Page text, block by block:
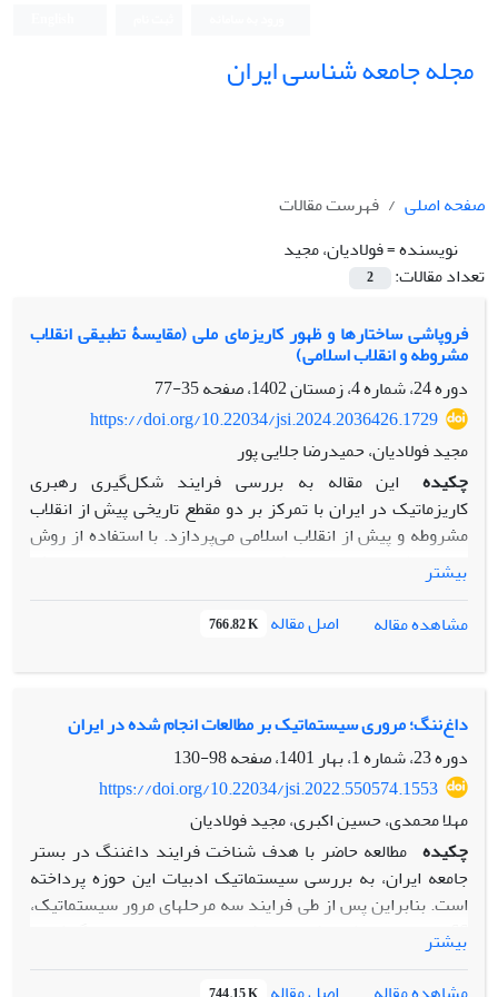
مجله جامعه شناسی ایران
صفحه اصلی
فهرست مقالات
نویسنده =فولادیان، مجید
تعداد مقالات:
2
فروپاشی ساختارها و ظهور کاریزمای ملی (مقایسۀ تطبیقی انقلاب
مشروطه و انقلاب اسلامی)
دوره 24، شماره 4، زمستان 1402، صفحه
35-77
https://doi.org/10.22034/jsi.2024.2036426.1729
مجید فولادیان، حمیدرضا جلایی پور
چکیده
این مقاله به بررسی فرایند شکل‌گیری رهبری
کاریزماتیک در ایران با تمرکز بر دو مقطع تاریخی پیش از انقلاب
مشروطه و پیش از انقلاب اسلامی می‌پردازد. با استفاده از روش
تحلیل تطبیقی‌تاریخی و رویکرد پیرومحور، تحقیق به تحلیل نقش
بحران‌های اجتماعی، اقتصادی، مشارکت، مشروعیت و
ایدئولوژی‌های فرهنگی در ظهور رهبری کاریزماتیک می‌پردازد.
نتایج نشان می‌دهد که در حالی که بحران‌های اقتصادی و
مشروعیت به‌تنهایی برای ظهور رهبری کاریزماتیک کافی نیستند،
ایدئولوژی‌های مبتنی بر فرهنگ سنتی می‌تواند به شکل‌گیری
رهبری کاریزماتیک منجر شود. مقایسۀ تطبیقی داده‌ها از دورۀ
قاجار و پهلوی، تأثیر عمیق تغییرات ساخت اجتماعی و بحران‌های
گسترده بر ظهور رهبری کاریزماتیک را نشان می‌دهد. این مطالعه
به درک بهتر عواملی که به ظهور رهبران کاریزماتیک در شرایط
بحرانی منجر می‌شود، کمک می‌کند.
بیشتر
مشاهده مقاله
اصل مقاله 766.82 K
داغ‌ننگ؛ مروری سیستماتیک بر مطالعات انجام شده در ایران
دوره 23، شماره 1، بهار 1401، صفحه
98-130
https://doi.org/10.22034/jsi.2022.550574.1553
مهلا محمدی، حسین اکبری، مجید فولادیان
چکیده مطالعه حاضر با هدف شناخت فرایند داغ­ننگ در بستر
جامعه ایران، به ­بررسی سیستماتیک ادبیات این حوزه پرداخته
است. بنابراین پس از طی فرایند سه مرحله­ای مرور سیستماتیک،
66 مقاله جهت مطالعه شناسایی شد. براساس نتایج، داغ­ننگ شامل
سه مرحله برچسب، پاسخ و پیامد است که در جریان
برهم‌کنشی‌ها در بستر اجتماعی، به ­صورت برچسب و اظهارات
بیشتر